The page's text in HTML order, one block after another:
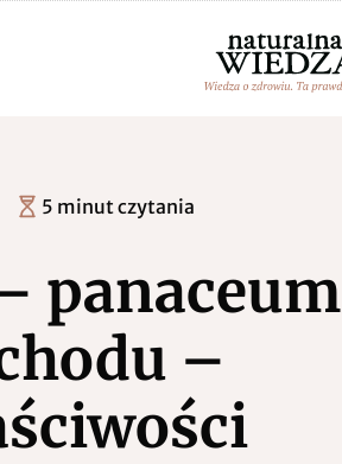
5 minut czytania
panaceum
–